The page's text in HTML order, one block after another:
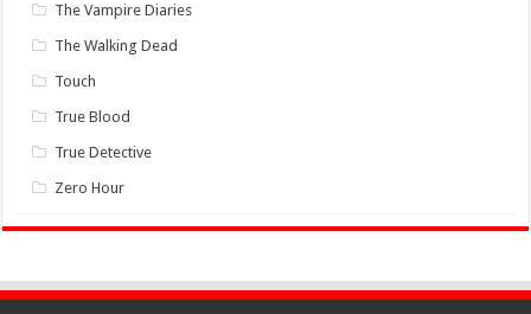
The Vampire Diaries
The Walking Dead
Touch
True Blood
True Detective
Zero Hour